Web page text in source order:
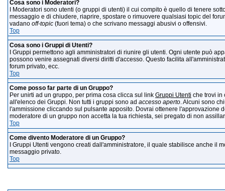
Cosa sono i Moderatori?
I Moderatori sono utenti (o gruppi di utenti) il cui compito è quello di tenere
messaggio e di chiudere, riaprire, spostare o rimuovere qualsiasi topic del
vadano off-topic (fuori tema) o che scrivano messaggi abusivi o offensivi.
Top
Cosa sono i Gruppi di Utenti?
I Gruppi permettono agli amministratori di riunire gli utenti. Ogni utente può
possono venire assegnati diversi diritti d'accesso. Questo facilita
forum privato, ecc.
Top
Come posso far parte di un Gruppo?
Per unirti ad un gruppo, per prima cosa clicca sul link Gruppi Utenti che trovi in
all'elenco dei Gruppi. Non tutti i gruppi sono ad accesso aperto. Alcuni sono
l'ammissione cliccando sul pulsante apposito. Dovrai ottenere
moderatore di un gruppo non accetta la tua richiesta, sei pregato di non
Top
Come divento Moderatore di un Gruppo?
I Gruppi Utenti vengono creati dall'amministratore, il quale stabilisce anche il
messaggio privato.
Top